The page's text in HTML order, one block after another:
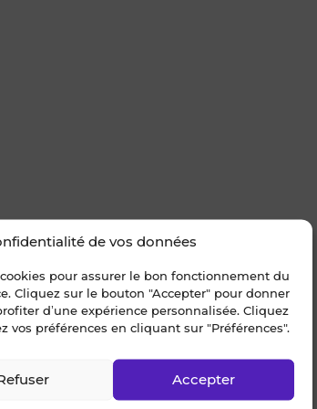
de vos données
pour assurer le bon fonctionnement du
Cliquez sur le bouton "Accepter" pour donner
d’une expérience personnalisée. Cliquez
vos préférences en cliquant sur "Préférences".
Accepter